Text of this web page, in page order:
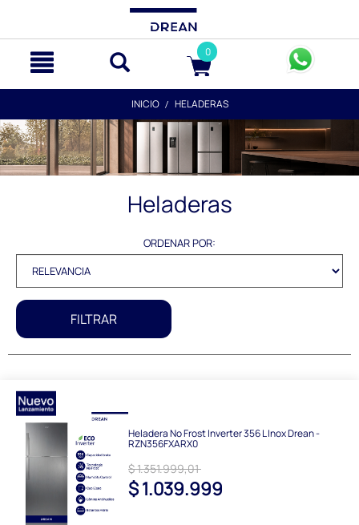
0
INICIO HELADERAS
Heladeras
ORDENAR POR:
FILTRAR
Heladera No Frost Inverter 356 L Inox Drean -
RZN356FXARX0
$ 1.351.999,01
$ 1.039.999